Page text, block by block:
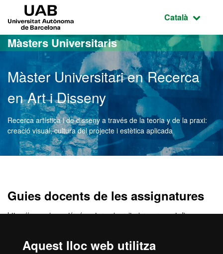
Aquest lloc web utilitza
Ves al contingut principal
Ves a la navegació de la pàgina
Idioma
Català
Màsters Universitaris
Màster Universitari en Recerca
en Art i Disseny
Recerca artística i de disseny a través de la teoria y de la praxi:
creació visual, cultura del projecte i estètica aplicada
Guies docents de les assignatures
https://www.eina.cat/ca/master-universitari-recerca-art-disseny